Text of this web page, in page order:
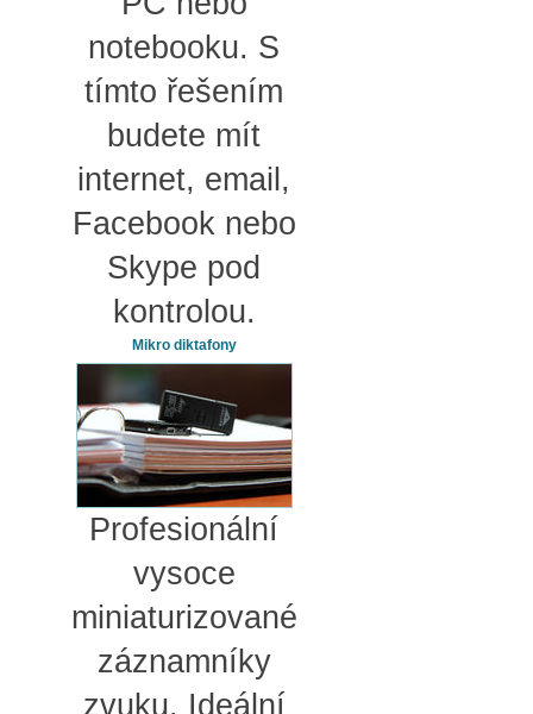
notebooku. S
tímto řešením
budete mít
internet, email,
Facebook nebo
Skype pod
kontrolou.
Mikro diktafony
Profesionální
vysoce
miniaturizované
záznamníky
zvuku. Ideální